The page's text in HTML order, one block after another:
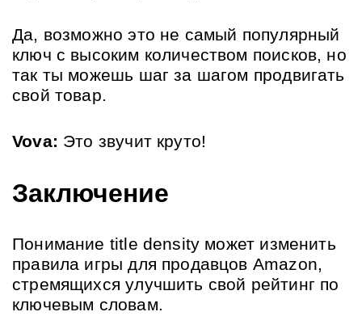
Да, возможно это не самый популярный
ключ с высоким количеством поисков, но
так ты можешь шаг за шагом продвигать
свой товар.
Vova: Это звучит круто!
Заключение
Понимание title density может изменить
правила игры для продавцов Amazon,
стремящихся улучшить свой рейтинг по
ключевым словам.